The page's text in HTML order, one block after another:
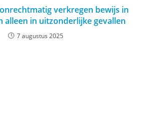
verkregen bewijs in
alleen in uitzonderlijke gevallen
7 augustus 2025